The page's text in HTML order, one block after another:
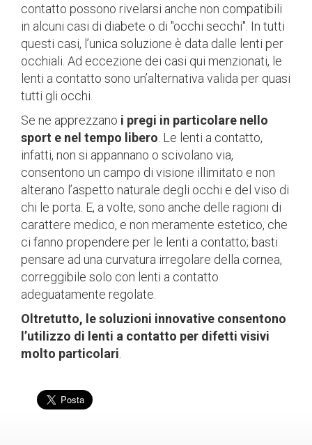
contatto possono rivelarsi anche non compatibili
in alcuni casi di diabete o di "occhi secchi". In tutti
questi casi, l’unica soluzione è data dalle lenti per
occhiali. Ad eccezione dei casi qui menzionati, le
lenti a contatto sono un’alternativa valida per quasi
tutti gli occhi.
Se ne apprezzano i pregi in particolare nello
sport e nel tempo libero. Le lenti a contatto,
infatti, non si appannano o scivolano via,
consentono un campo di visione illimitato e non
alterano l’aspetto naturale degli occhi e del viso di
chi le porta. E, a volte, sono anche delle ragioni di
carattere medico, e non meramente estetico, che
ci fanno propendere per le lenti a contatto; basti
pensare ad una curvatura irregolare della cornea,
correggibile solo con lenti a contatto
adeguatamente regolate.
Oltretutto, le soluzioni innovative consentono
l’utilizzo di lenti a contatto per difetti visivi
molto particolari.